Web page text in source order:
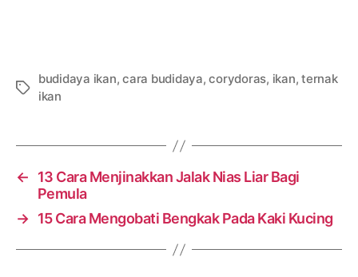
Tags
budidaya ikan,cara budidaya,corydoras, ikan,ternak
ikan
←
13 Cara Menjinakkan Jalak Nias Liar Bagi
Pemula
→ 15 Cara Mengobati Bengkak Pada Kaki Kucing